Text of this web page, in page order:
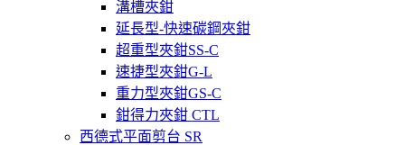
溝槽夾鉗
延長型-快速碳鋼夾鉗
超重型夾鉗SS-C
速捷型夾鉗G-L
重力型夾鉗GS-C
鉗得力夾鉗 CTL
西德式平面剪台 SR